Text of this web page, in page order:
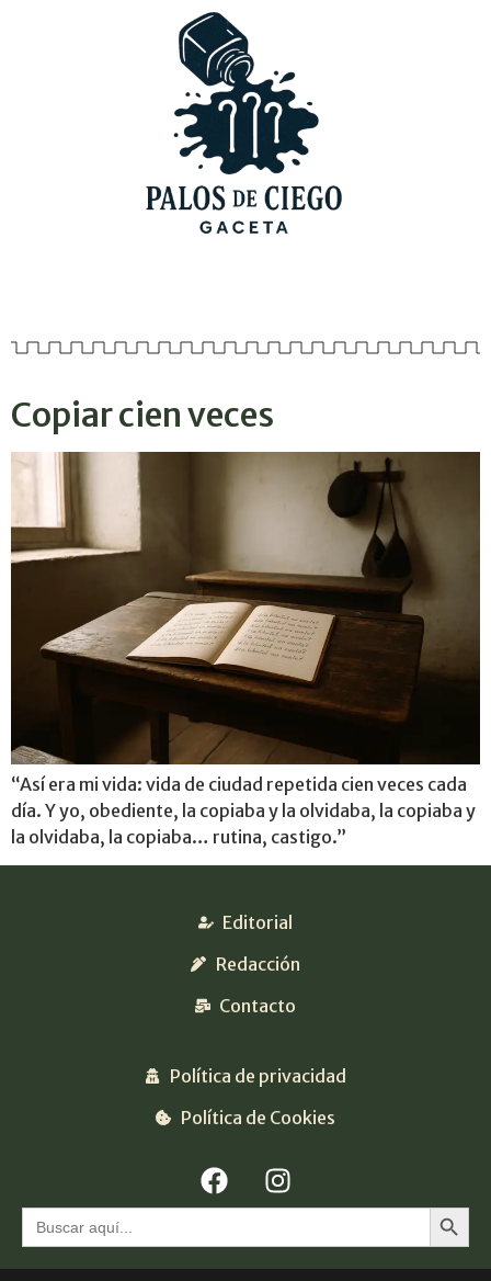
Copiar cien veces
“Así era mi vida: vida de ciudad repetida cien veces cada
día. Y yo, obediente, la copiaba y la olvidaba, la copiaba y
la olvidaba, la copiaba… rutina, castigo.”
Editorial
Redacción
Contacto
Política de privacidad
Política de Cookies
Buscar: Botón